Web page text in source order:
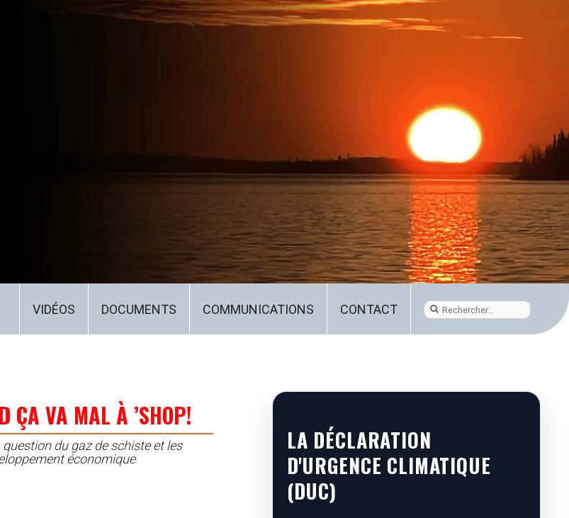
VIDÉOS DOCUMENTS COMMUNICATIONS CONTACT
RECHERCHER
ÇA VA MAL À ’SHOP!
du gaz de schiste et les
économique
LA DÉCLARATION
D'URGENCE CLIMATIQUE
(DUC)